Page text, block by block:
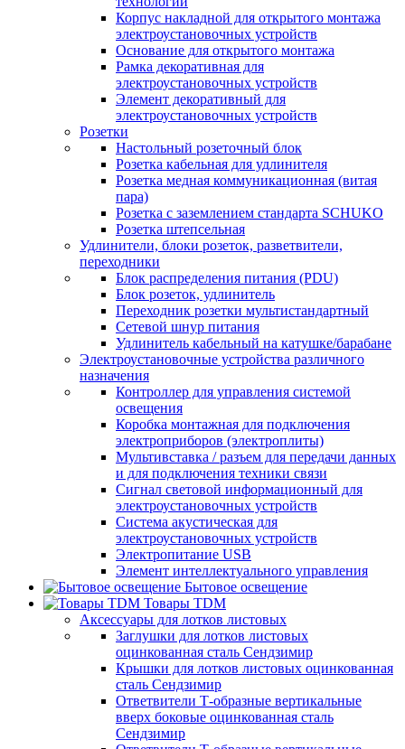
Корпус накладной для открытого монтажа
электроустановочных устройств
Основание для открытого монтажа
Рамка декоративная для
электроустановочных устройств
Элемент декоративный для
электроустановочных устройств
Розетки
Настольный розеточный блок
Розетка кабельная для удлинителя
Розетка медная коммуникационная (витая
пара)
Розетка с заземлением стандарта SCHUKO
Розетка штепсельная
Удлинители, блоки розеток, разветвители,
переходники
Блок распределения питания (PDU)
Блок розеток, удлинитель
Переходник розетки мультистандартный
Сетевой шнур питания
Удлинитель кабельный на катушке/барабане
Электроустановочные устройства различного
назначения
Контроллер для управления системой
освещения
Коробка монтажная для подключения
электроприборов (электроплиты)
Мультивставка / разъем для передачи данных
и для подключения техники связи
Сигнал световой информационный для
электроустановочных устройств
Система акустическая для
электроустановочных устройств
Электропитание USB
Элемент интеллектуального управления
Бытовое освещение
Товары TDM
Аксессуары для лотков листовых
Заглушки для лотков листовых
оцинкованная сталь Сендзимир
Крышки для лотков листовых оцинкованная
сталь Сендзимир
Ответвители Т-образные вертикальные
вверх боковые оцинкованная сталь
Сендзимир